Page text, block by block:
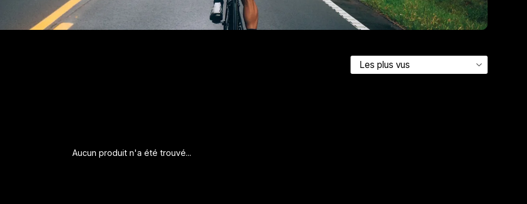
Aucun produit n'a été trouvé...